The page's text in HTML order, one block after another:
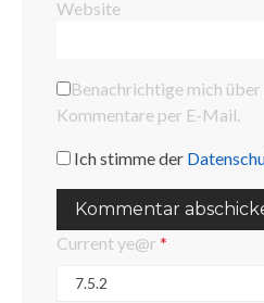
Website
Benachrichtige mich
Kommentare per E-Mail.
Ich stimme der
Current ye@r *